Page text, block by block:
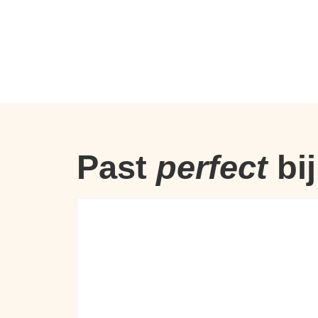
Past perfect